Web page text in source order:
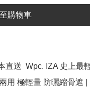
購物車
直送  Wpc. IZA 史上最
用 極輕量 防曬縮骨遮 |